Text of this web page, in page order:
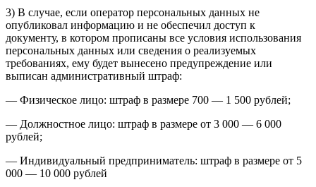
3) В случае, если оператор персональных данных не
опубликовал информацию и не обеспечил доступ к
документу, в котором прописаны все условия использования
персональных данных или сведения о реализуемых
требованиях, ему будет вынесено предупреждение или
выписан административный штраф:
— Физическое лицо: штраф в размере 700 — 1 500 рублей;
— Должностное лицо: штраф в размере от 3 000 — 6 000
рублей;
— Индивидуальный предприниматель: штраф в размере от 5
000 — 10 000 рублей